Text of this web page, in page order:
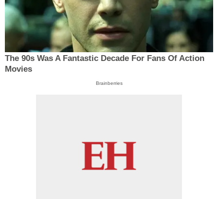
The 90s Was A Fantastic Decade For Fans Of Action
Movies
Brainberries